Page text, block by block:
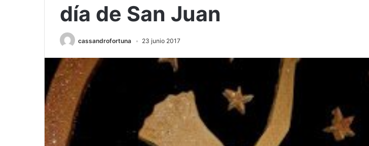
día de San Juan
cassandrofortuna 23 junio 2017